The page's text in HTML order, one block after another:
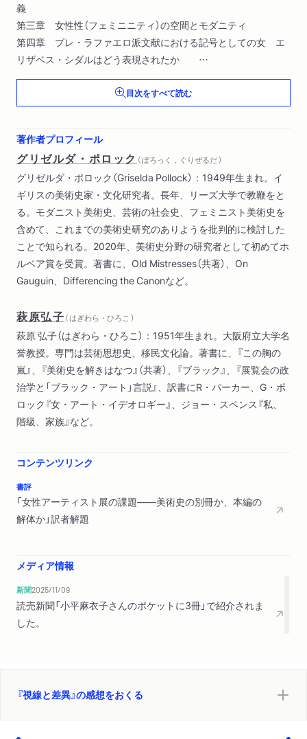
義
第三章 女性性（フェミニニティ）の空間とモダニティ
第四章 プレ・ラファエロ派文献における記号としての女 エ
リザベス・シダルはどう表現されたか
第五章 フォトエッセイ 女性性の記号
第六章 記号としての女 その精神分析的解読――ロセッティ
の「美人画」は意味をもたないか？
作実践に見るセクシュアリティと表現――ブレヒト的展望
旧版訳者あとがき／文庫版訳者あとがき／注／ポロック主要編
著一覧／図版一覧／索引
目次をすべて読む
著作者プロフィール
グリゼルダ・ポロック （ ぽろっく，ぐりぜるだ ）
グリゼルダ・ポロック（Griselda Pollock）：1949年生まれ。イ
ギリスの美術史家・文化研究者。長年、リーズ大学で教鞭をと
る。モダニスト美術史、芸術の社会史、フェミニスト美術史を
含めて、これまでの美術史研究のありようを批判的に検討した
ことで知られる。2020年、美術史分野の研究者として初めてホ
ルベア賞を受賞。著書に、Old Mistresses（共著）、On
Gauguin、Differencing the Canonなど。
萩原弘子（ はぎわら・ひろこ ）
萩原 弘子（はぎわら・ひろこ）：1951年生まれ。大阪府立大学名
誉教授。専門は芸術思想史、移民文化論。著書に、『この胸の
嵐』、『美術史を解きはなつ』（共著）、『ブラック』、『展覧会の政
治学と「ブラック・アート」言説』、訳書にR・パーカー、G・ポ
ロック『女・アート・イデオロギー』、ジョー・スペンス『私、
階級、家族』など。
コンテンツリンク
書評
「女性アーティスト展の課題――美術史の別冊か、本編の
解体か」訳者解題
メディア情報
新聞2025/11/09
読売新聞「小平麻衣子さんのポケットに3冊」で紹介されま
した。
『視線と差異』の感想をおくる